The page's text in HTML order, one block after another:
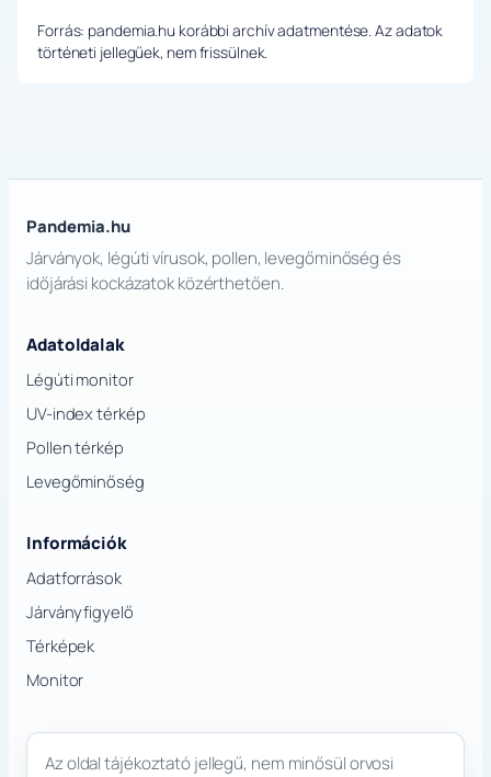
Forrás: pandemia.hu korábbi archív adatmentése. Az adatok
történeti jellegűek, nem frissülnek.
Pandemia.hu
Járványok, légúti vírusok, pollen, levegőminőség és
időjárási kockázatok közérthetően.
Adatoldalak
Légúti monitor
UV-index térkép
Pollen térkép
Levegőminőség
Információk
Adatforrások
Járványfigyelő
Térképek
Monitor
Az oldal tájékoztató jellegű, nem minősül orvosi